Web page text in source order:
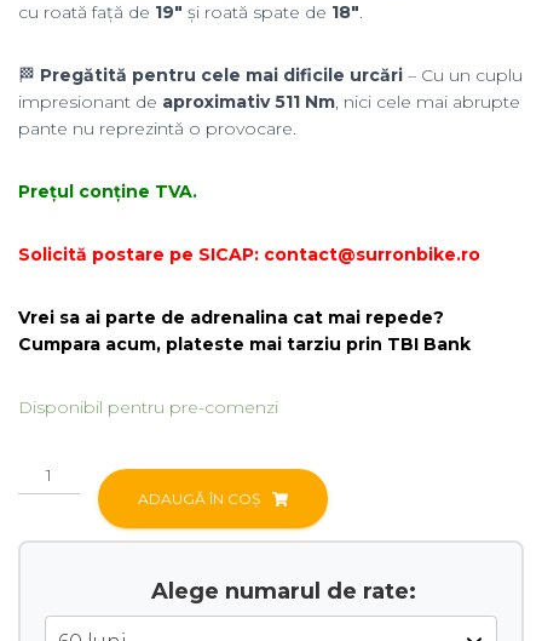
cu roată față de 19″ și roată spate de 18″.
🏁 Pregătită pentru cele mai dificile urcări – Cu un cuplu
impresionant de aproximativ 511 Nm, nici cele mai abrupte
pante nu reprezintă o provocare.
Prețul conține TVA.
Solicită postare pe SICAP: contact@surronbike.ro
Vrei sa ai parte de adrenalina cat mai repede?
Cumpara acum, plateste mai tarziu prin TBI Bank
Disponibil pentru pre-comenzi
Cantitate
Sur-
Ultra
2026
ADAUGĂ ÎN COȘ
Alege numarul de rate: